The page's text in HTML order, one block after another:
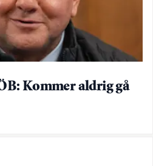
Kommer aldrig gå